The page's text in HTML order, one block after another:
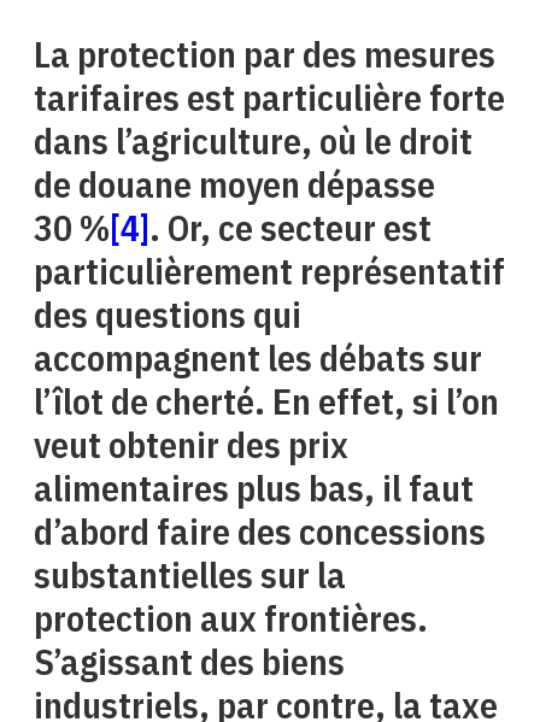
La protection par des mesures
tarifaires est particulière forte
dans l’agriculture, où le droit
de douane moyen dépasse
30 %[4]. Or, ce secteur est
particulièrement représentatif
des questions qui
accompagnent les débats sur
l’îlot de cherté. En effet, si l’on
veut obtenir des prix
alimentaires plus bas, il faut
d’abord faire des concessions
substantielles sur la
protection aux frontières.
S’agissant des biens
industriels, par contre, la taxe